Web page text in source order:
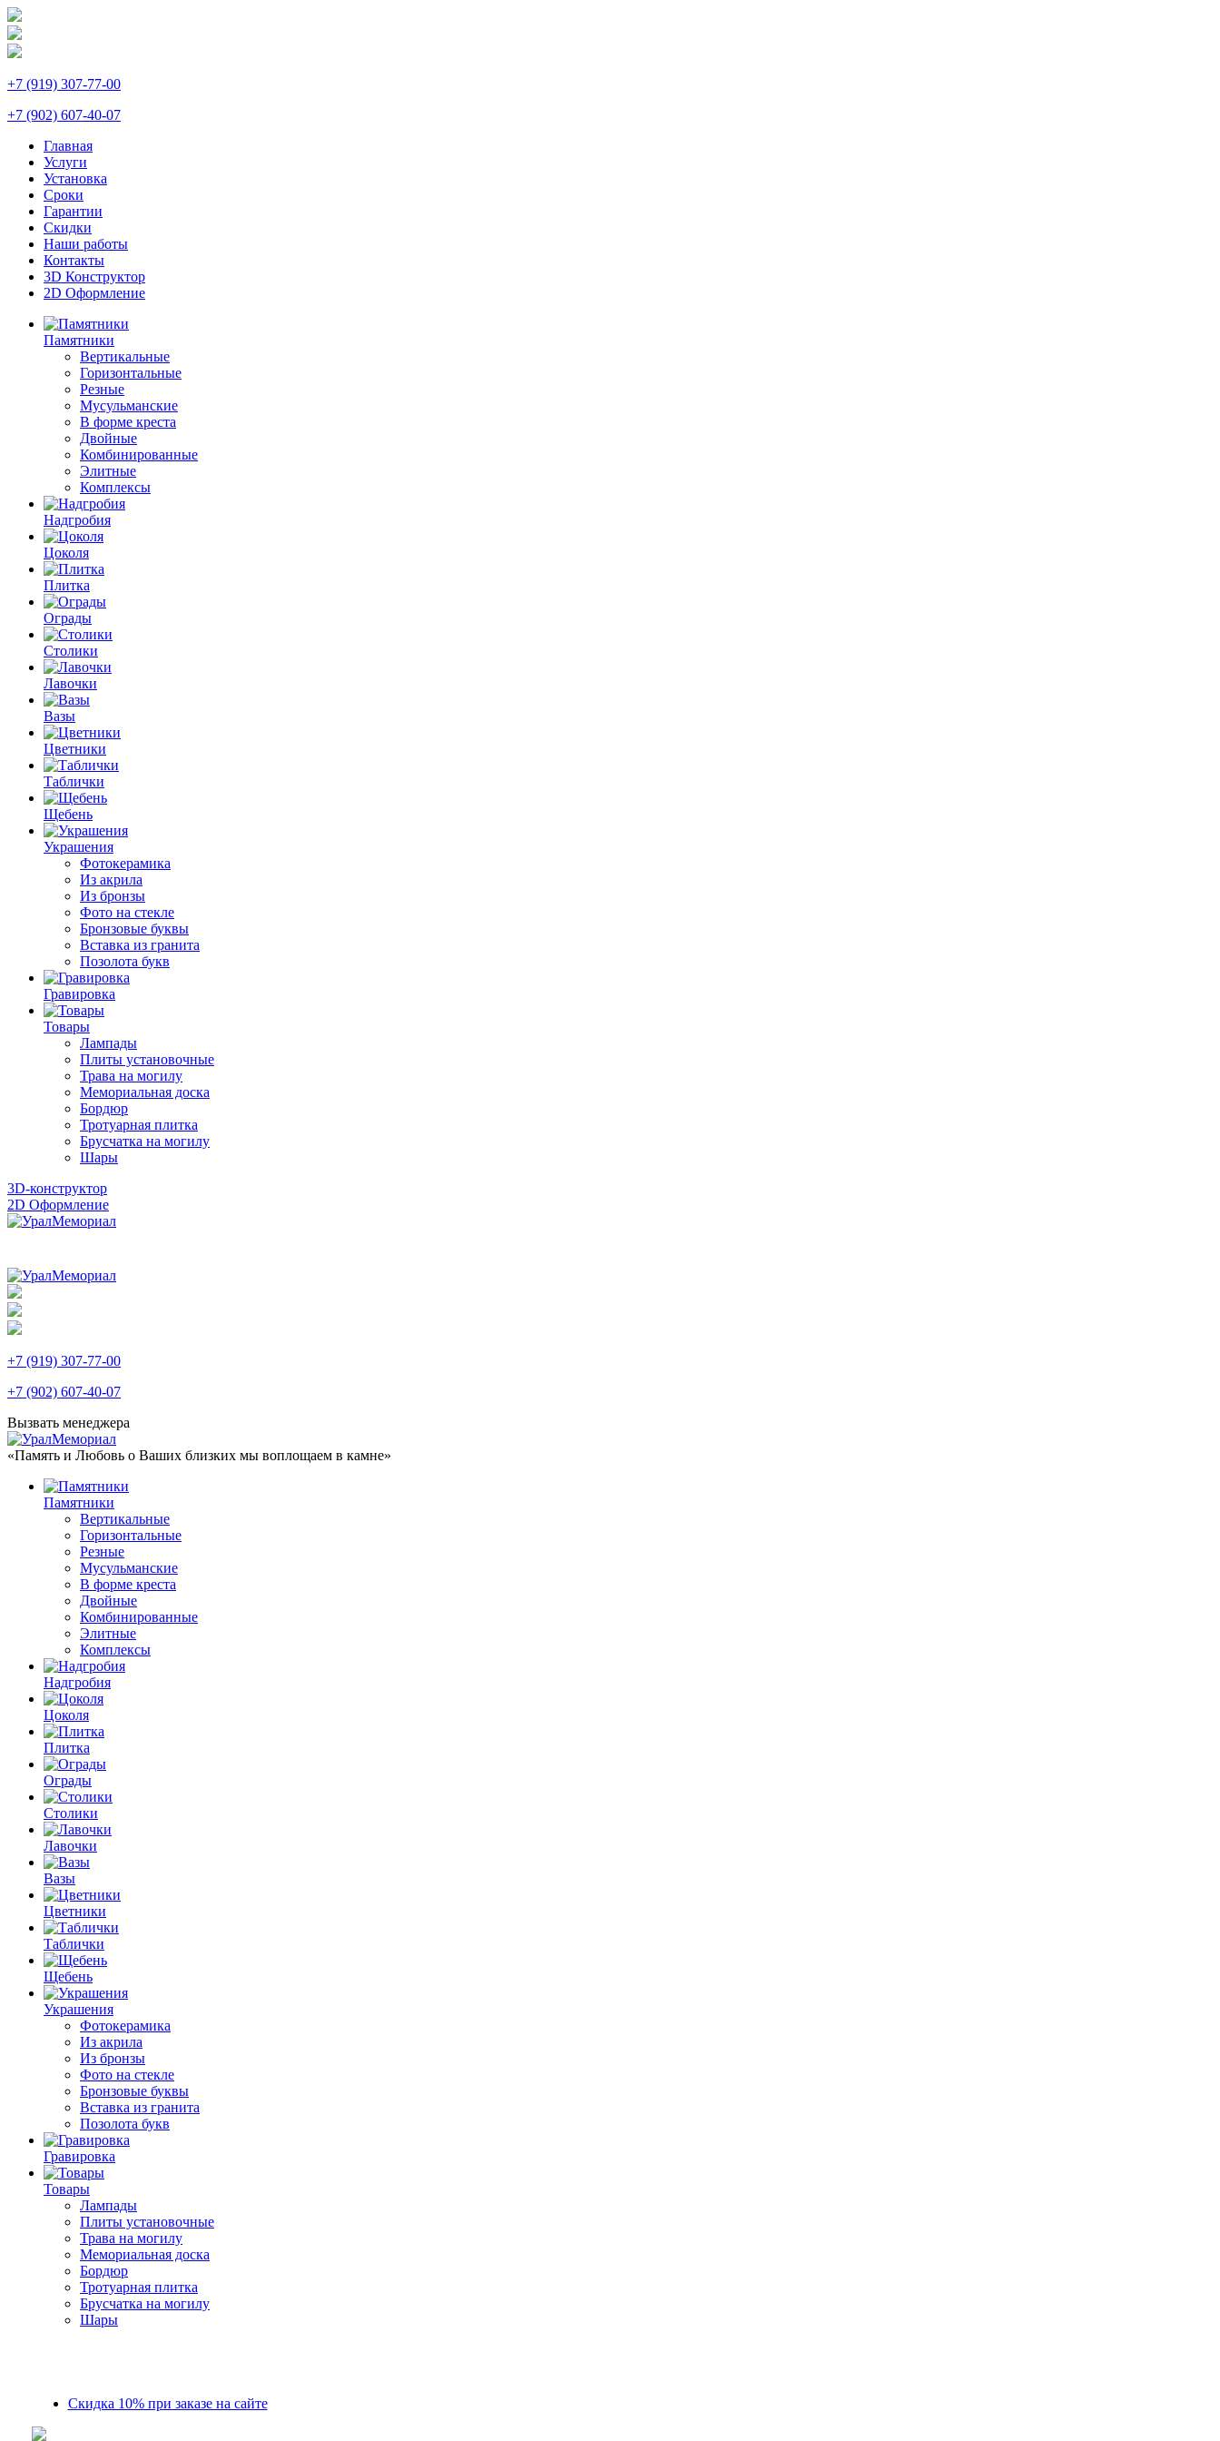
+7 (919) 307-77-00
+7 (902) 607-40-07
Главная
Услуги
Установка
Сроки
Гарантии
Скидки
Наши работы
Контакты
3D Конструктор
2D Оформление
Памятники
Вертикальные
Горизонтальные
Резные
Мусульманские
В форме креста
Двойные
Комбинированные
Элитные
Комплексы
Надгробия
Цоколя
Плитка
Ограды
Столики
Лавочки
Вазы
Цветники
Таблички
Щебень
Украшения
Фотокерамика
Из акрила
Из бронзы
Фото на стекле
Бронзовые буквы
Вставка из гранита
Позолота букв
Гравировка
Товары
Лампады
Плиты установочные
Трава на могилу
Мемориальная доска
Бордюр
Тротуарная плитка
Брусчатка на могилу
Шары
3D-конструктор
2D Оформление
+7 (919) 307-77-00
+7 (902) 607-40-07
Вызвать менеджера
«Память и Любовь о Ваших близких мы воплощаем в камне»
Памятники
Вертикальные
Горизонтальные
Резные
Мусульманские
В форме креста
Двойные
Комбинированные
Элитные
Комплексы
Надгробия
Цоколя
Плитка
Ограды
Столики
Лавочки
Вазы
Цветники
Таблички
Щебень
Украшения
Фотокерамика
Из акрила
Из бронзы
Фото на стекле
Бронзовые буквы
Вставка из гранита
Позолота букв
Гравировка
Товары
Лампады
Плиты установочные
Трава на могилу
Мемориальная доска
Бордюр
Тротуарная плитка
Брусчатка на могилу
Шары
Скидка 10% при заказе на сайте